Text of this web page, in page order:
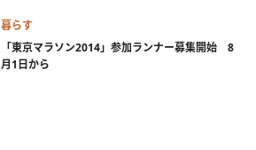
暮らす
「東京マラソン2014」参加ランナー募集開始 8
月1日から